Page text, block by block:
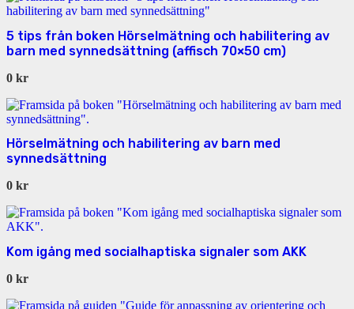
5 tips från boken Hörselmätning och habilitering av
barn med synnedsättning (affisch 70×50 cm)
0 kr
Hörselmätning och habilitering av barn med
synnedsättning
0 kr
Kom igång med socialhaptiska signaler som AKK
0 kr